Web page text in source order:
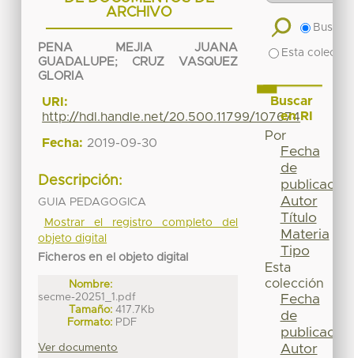
ARCHIVO
PENA MEJIA JUANA
GUADALUPE; CRUZ VASQUEZ
GLORIA
URI:
http://hdl.handle.net/20.500.11799/107674
Fecha: 2019-09-30
Descripción:
GUIA PEDAGOGICA
Mostrar el registro completo del
objeto digital
Ficheros en el objeto digital
Nombre:
secme-20251_1.pdf
Tamaño: 417.7Kb
Formato: PDF
Ver documento
Buscar
Esta
Buscar
en RI
Por
Fecha
de
publicación
Autor
Título
Materia
Tipo
Esta
colección
Fecha
de
publicación
Autor